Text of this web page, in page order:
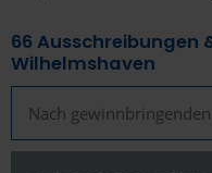
66 Ausschreibungen
Wilhelmshaven